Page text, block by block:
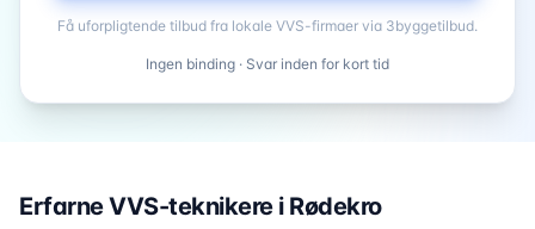
Få uforpligtende tilbud fra lokale VVS-firmaer via 3byggetilbud.
Ingen binding · Svar inden for kort tid
Erfarne VVS-teknikere i Rødekro